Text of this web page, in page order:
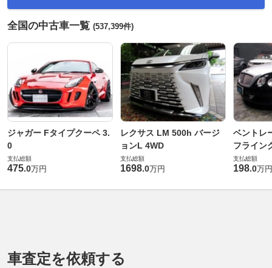
全国の中古車一覧 (537,399件)
ジャガー Fタイプクーペ 3.
0
支払総額
475.0万円
レクサス LM 500h バージ
ョンL 4WD
支払総額
1698.0万円
ベントレ
フライン
支払総額
198.0万円
車査定を依頼する